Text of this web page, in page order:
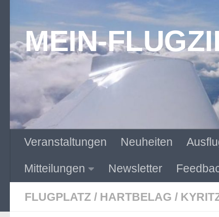
Zum Inhalt springen
MEIN-
Veranstaltungen Neuheiten
Mitteilungen Newsletter
FLUGPLATZ / HARTBELAG /